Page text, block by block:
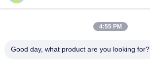
Ποιοτικός Έλεγχος
4:55 PM
Good day, what product are you looking for?